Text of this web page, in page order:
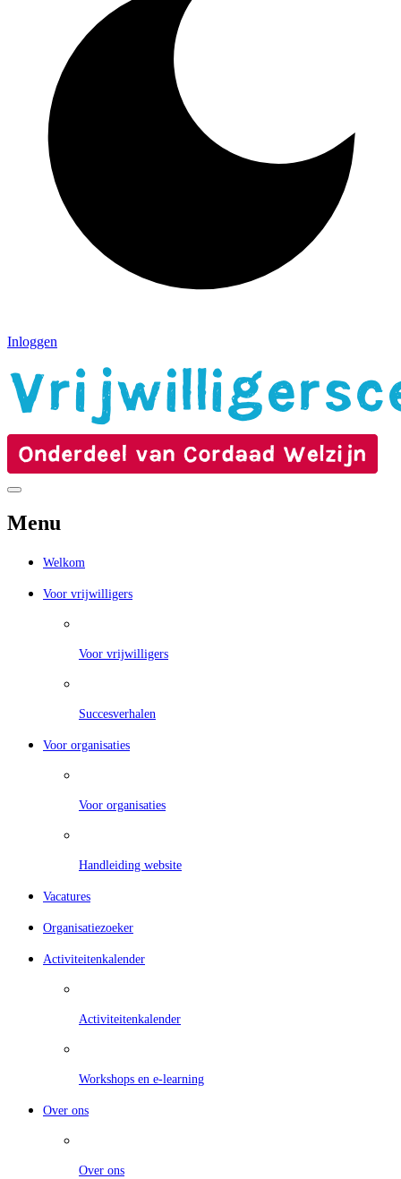
Inloggen
Menu
Welkom
Voor vrijwilligers
Voor vrijwilligers
Succesverhalen
Voor organisaties
Voor organisaties
Handleiding website
Vacatures
Organisatiezoeker
Activiteitenkalender
Activiteitenkalender
Workshops en e-learning
Over ons
Over ons